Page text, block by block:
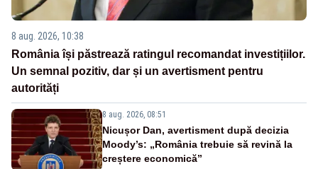
8 aug. 2026, 10:38
România își păstrează ratingul recomandat investițiilor.
Un semnal pozitiv, dar și un avertisment pentru
autorități
8 aug. 2026, 08:51
Nicușor Dan, avertisment după decizia
Moody’s: „România trebuie să revină la
creștere economică”